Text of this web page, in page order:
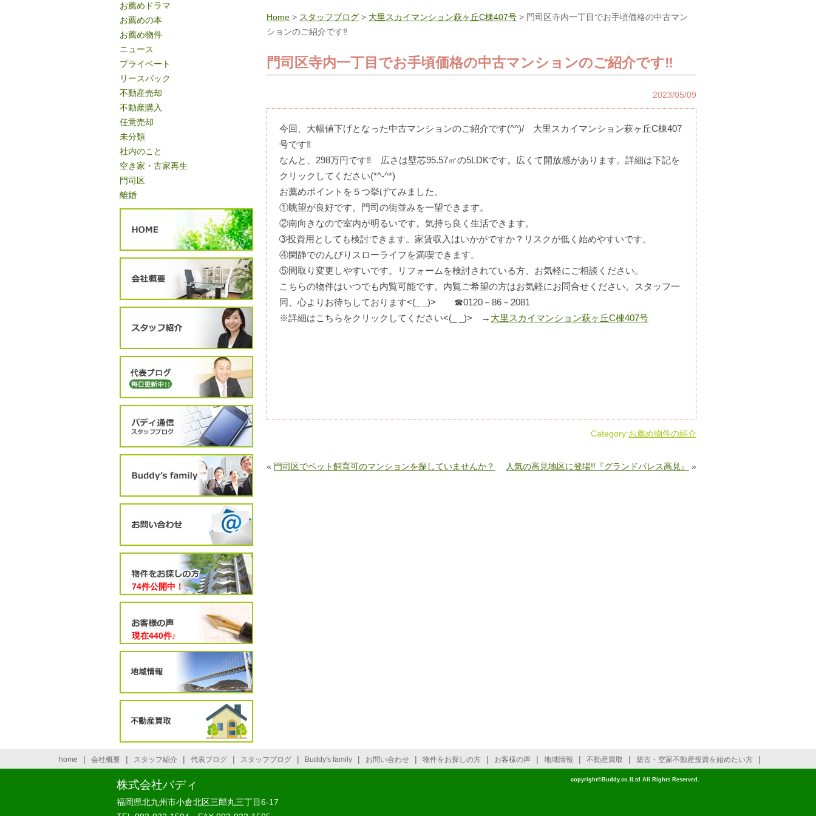
Home > スタッフブログ > 大里スカイマンション萩ヶ丘C棟407号 > 門司区寺内一丁目でお手頃価格の中古マン
ションのご紹介です‼
門司区寺内一丁目でお手頃価格の中古マンションのご紹介です‼
2023/05/09
今回、大幅値下げとなった中古マンションのご紹介です(^^)/ 大里スカイマンション萩ヶ丘C棟407
号です‼
なんと、298万円です‼ 広さは壁芯95.57㎡の5LDKです。広くて開放感があります。詳細は下記を
クリックしてください(*^-^*)
お薦めポイントを５つ挙げてみました。
①眺望が良好です。門司の街並みを一望できます。
②南向きなので室内が明るいです。気持ち良く生活できます。
➂投資用としても検討できます。家賃収入はいかがですか？リスクが低く始めやすいです。
④閑静でのんびりスローライフを満喫できます。
⑤間取り変更しやすいです。リフォームを検討されている方、お気軽にご相談ください。
こちらの物件はいつでも内覧可能です。内覧ご希望の方はお気軽にお問合せください。スタッフ一
同、心よりお待ちしております<(_ _)> ☎0120－86－2081
※詳細はこちらをクリックしてください<(_ _)> → 大里スカイマンション萩ヶ丘C棟407号
Category:お薦め物件の紹介
« 門司区でペット飼育可のマンションを探していませんか？ 人気の高見地区に登場!!『グランドパレス高見』 »
お薦めドラマ
お薦めの本
お薦め物件
ニュース
プライベート
リースバック
不動産売却
不動産購入
任意売却
未分類
社内のこと
空き家・古家再生
門司区
離婚
74件公開中！
現在440件♪
home | 会社概要 | スタッフ紹介 | 代表ブログ | スタッフブログ | Buddy's family | お問い合わせ | 物件をお探しの方 | お客様の声 | 地域情報 | 不動産買取 | 築古・空家不動産投資を始めたい方 |
株式会社バディ
福岡県北九州市小倉北区三郎丸三丁目6-17
copyright©Buddy.co.lLtd All Rights Reserved.